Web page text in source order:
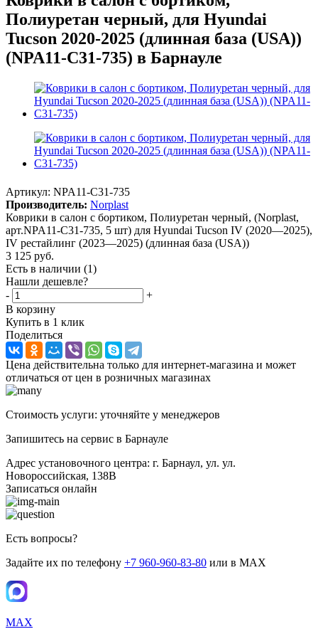
Полиуретан черный, для Hyundai
Tucson 2020-2025 (длинная база (USA))
(NPA11-C31-735) в Барнауле
Артикул: NPA11-C31-735
Производитель: Norplast
Коврики в салон с бортиком, Полиуретан черный, (Norplast,
арт.NPA11-C31-735, 5 шт) для Hyundai Tucson IV (2020—2025),
IV рестайлинг (2023—2025) (длинная база (USA))
3 125 руб.
Есть в наличии (1)
Нашли дешевле?
-
+
В корзину
Купить в 1 клик
Поделиться
Цена действительна только для интернет-магазина и может
отличаться от цен в розничных магазинах
Стоимость услуги: уточняйте у менеджеров
Запишитесь на сервис в Барнауле
Адрес установочного центра: г. Барнаул, ул. ул.
Новороссийская, 138В
Записаться онлайн
Есть вопросы?
Задайте их по телефону +7 960-960-83-80 или в MAX
MAX